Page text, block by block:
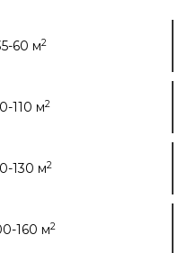
60 м2
110 м2
130 м2
160 м2